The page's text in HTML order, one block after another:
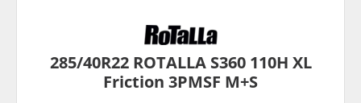
285/40R22 ROTALLA S360 110H XL
Friction 3PMSF M+S